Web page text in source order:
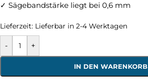
✓ Sägebandstärke liegt bei 0,6 mm
Lieferzeit: Lieferbar in 2-4 Werktagen
- +
IN DEN WARENKORB